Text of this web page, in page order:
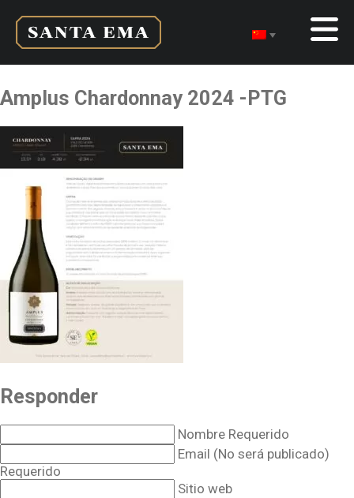
Amplus Chardonnay 2024 -PTG
Responder
Nombre Requerido
Email (No será publicado)
Requerido
Sitio web